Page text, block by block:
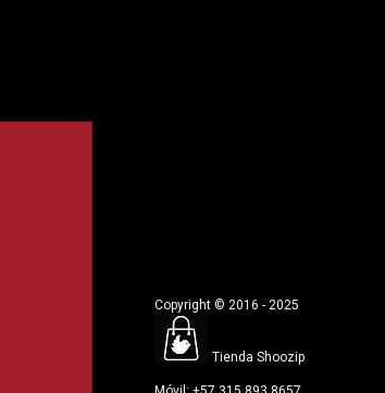
Copyright © 2016 - 2025
Tienda Shoozip